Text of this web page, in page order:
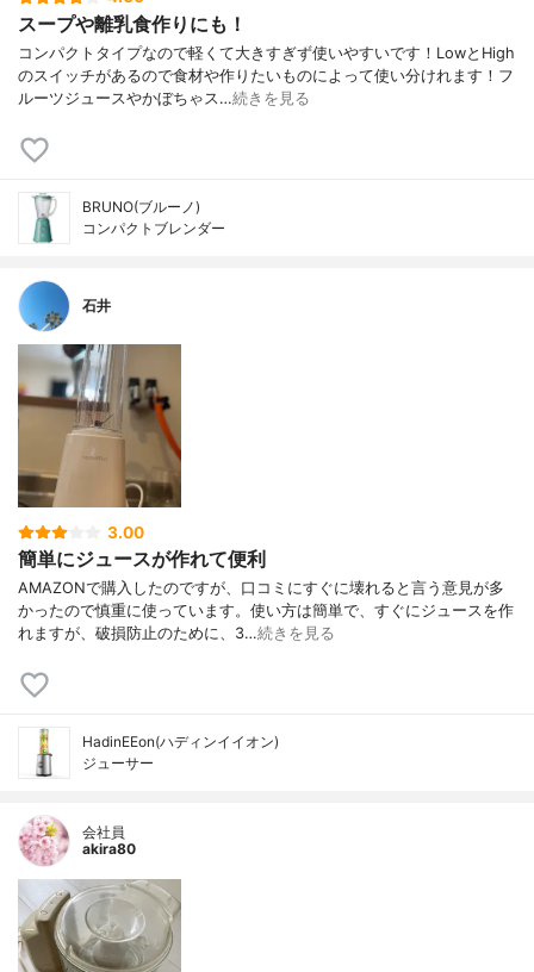
スープや離乳食作りにも！
コンパクトタイプなので軽くて大きすぎず使いやすいです！LowとHigh
のスイッチがあるので食材や作りたいものによって使い分けれます！フ
ルーツジュースやかぼちゃス…続きを見る
BRUNO(ブルーノ)
コンパクトブレンダー
石井
3.00
簡単にジュースが作れて便利
AMAZONで購入したのですが、口コミにすぐに壊れると言う意見が多
かったので慎重に使っています。使い方は簡単で、すぐにジュースを作
れますが、破損防止のために、3…続きを見る
HadinEEon(ハディンイイオン)
ジューサー
会社員
akira80